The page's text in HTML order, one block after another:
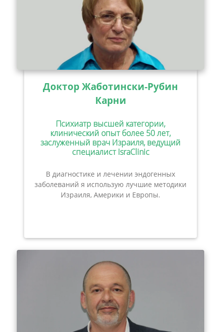
Доктор Жаботински-Рубин
Карни
Психиатр высшей категории,
клинический опыт более 50 лет,
заслуженный врач Израиля, ведущий
специалист IsraClinic
В диагностике и лечении эндогенных
заболеваний я использую лучшие методики
Израиля, Америки и Европы.